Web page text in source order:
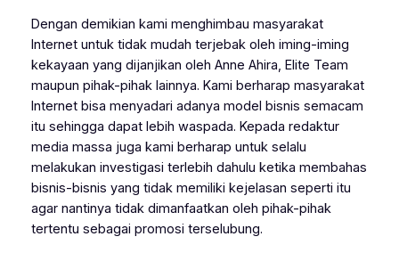
Dengan demikian kami menghimbau masyarakat
Internet untuk tidak mudah terjebak oleh iming-iming
kekayaan yang dijanjikan oleh Anne Ahira, Elite Team
maupun pihak-pihak lainnya. Kami berharap masyarakat
Internet bisa menyadari adanya model bisnis semacam
itu sehingga dapat lebih waspada. Kepada redaktur
media massa juga kami berharap untuk selalu
melakukan investigasi terlebih dahulu ketika membahas
bisnis-bisnis yang tidak memiliki kejelasan seperti itu
agar nantinya tidak dimanfaatkan oleh pihak-pihak
tertentu sebagai promosi terselubung.